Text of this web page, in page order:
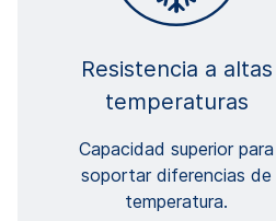
Resistencia a altas
temperaturas
Capacidad superior para
soportar diferencias de
temperatura.